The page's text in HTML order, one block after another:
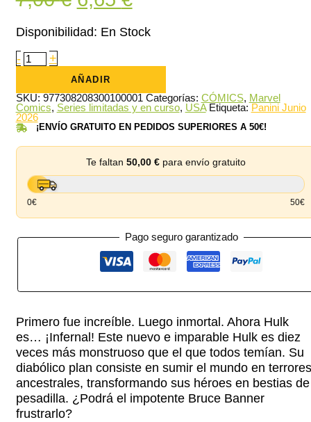
precio
era:
7,00 €.
precio
6,65 €.
Disponibilidad: En Stock
- El
infernal
cantidad
+
AÑADIR
SKU: 977308208300100001 Categorías: CÓMICS, Marvel
Comics, Series limitadas y en curso, USA Etiqueta: Panini Junio
2026
¡ENVÍO GRATUITO EN PEDIDOS SUPERIORES A 50€!
Te faltan 50,00 €para envío gratuito
0€ 50€
Pago seguro garantizado
Primero fue increíble. Luego inmortal. Ahora Hulk
es… ¡Infernal! Este nuevo e imparable Hulk es diez
veces más monstruoso que el que todos temían. Su
diabólico plan consiste en sumir el mundo en terrores
ancestrales, transformando sus héroes en bestias de
pesadilla. ¿Podrá el impotente Bruce Banner
frustrarlo?